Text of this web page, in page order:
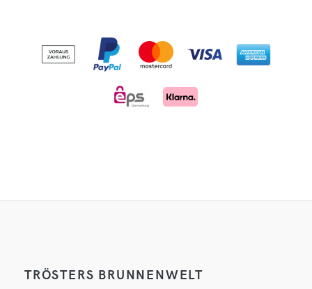
TRÖSTERS BRUNNENWELT